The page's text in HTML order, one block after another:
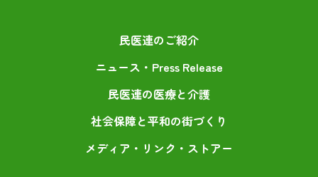
民医連のご紹介
ニュース・Press Release
民医連の医療と介護
社会保障と平和の街づくり
メディア・リンク・ストアー